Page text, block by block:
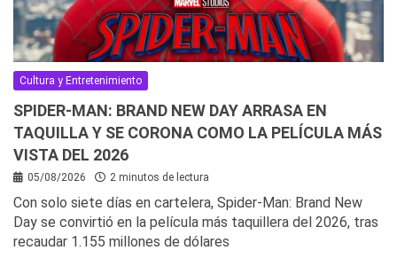
Cultura y Entretenimiento
SPIDER-MAN: BRAND NEW DAY ARRASA EN
TAQUILLA Y SE CORONA COMO LA PELÍCULA MÁS
VISTA DEL 2026
05/08/2026 2 minutos de lectura
Con solo siete días en cartelera, Spider-Man: Brand New
Day se convirtió en la película más taquillera del 2026, tras
recaudar 1.155 millones de dólares